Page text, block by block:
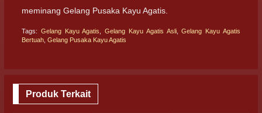
meminang Gelang Pusaka Kayu Agatis.
Tags: Gelang Kayu Agatis ,Gelang Kayu Agatis Asli,Gelang Kayu Agatis
Bertuah Gelang Pusaka Kayu Agatis
Produk Terkait